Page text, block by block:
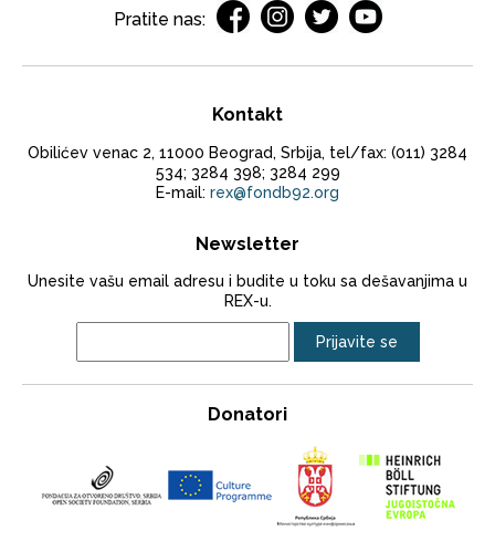
Pratite nas:
Kontakt
Obilićev venac 2, 11000 Beograd, Srbija, tel/fax: (011) 3284
534; 3284 398; 3284 299
E-mail: rex@fondb92.org
Newsletter
Unesite vašu email adresu i budite u toku sa dešavanjima u
REX-u.
Donatori